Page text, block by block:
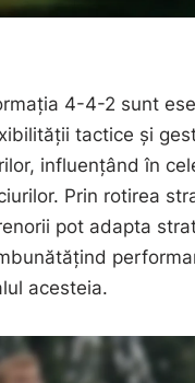
4-4-2 sunt
tactice și
influențând în
Prin rotirea
pot adapta
acesteia.